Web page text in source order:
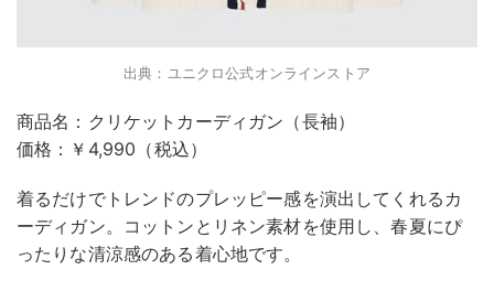
出典：ユニクロ公式オンラインストア
商品名：クリケットカーディガン（長袖）
価格：￥4,990（税込）
着るだけでトレンドのプレッピー感を演出してくれるカ
ーディガン。コットンとリネン素材を使用し、春夏にぴ
ったりな清涼感のある着心地です。